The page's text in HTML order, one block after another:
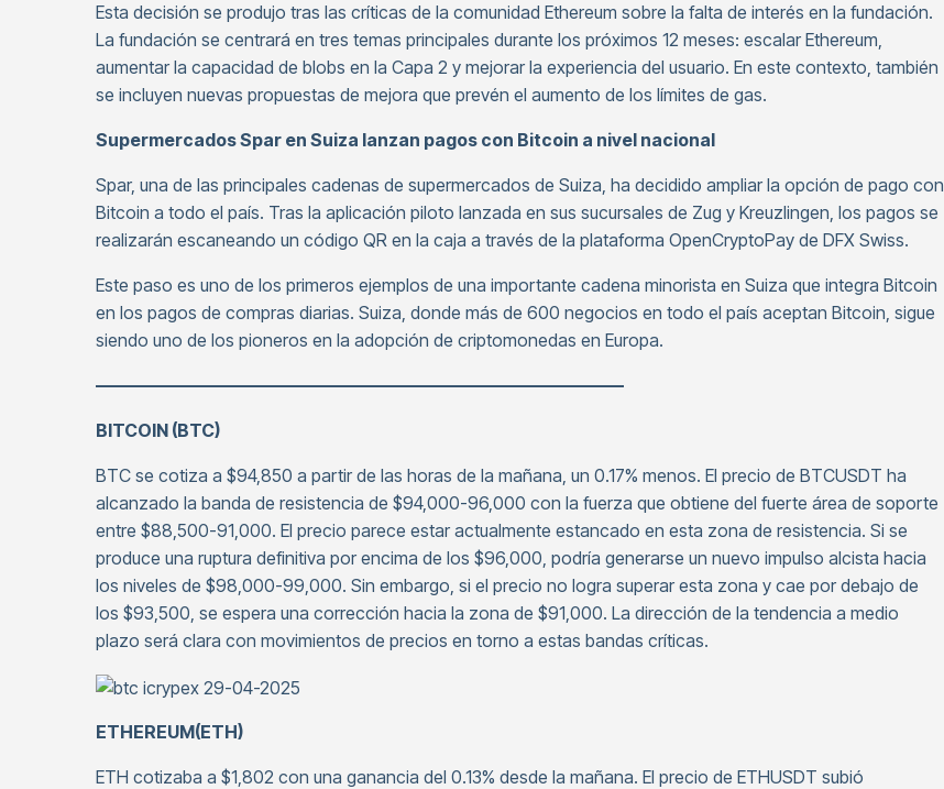
Esta decisión se produjo tras las críticas de la comunidad Ethereum sobre la falta de interés en la fundación.
La fundación se centrará en tres temas principales durante los próximos 12 meses: escalar Ethereum,
aumentar la capacidad de blobs en la Capa 2 y mejorar la experiencia del usuario. En este contexto, también
se incluyen nuevas propuestas de mejora que prevén el aumento de los límites de gas.
Supermercados Spar en Suiza lanzan pagos con Bitcoin a nivel nacional
Spar, una de las principales cadenas de supermercados de Suiza, ha decidido ampliar la opción de pago con
Bitcoin a todo el país. Tras la aplicación piloto lanzada en sus sucursales de Zug y Kreuzlingen, los pagos se
realizarán escaneando un código QR en la caja a través de la plataforma OpenCryptoPay de DFX Swiss.
Este paso es uno de los primeros ejemplos de una importante cadena minorista en Suiza que integra Bitcoin
en los pagos de compras diarias. Suiza, donde más de 600 negocios en todo el país aceptan Bitcoin, sigue
siendo uno de los pioneros en la adopción de criptomonedas en Europa.
——————————————————————————————
BITCOIN (BTC)
BTC se cotiza a $94,850 a partir de las horas de la mañana, un 0.17% menos. El precio de BTCUSDT ha
alcanzado la banda de resistencia de $94,000-96,000 con la fuerza que obtiene del fuerte área de soporte
entre $88,500-91,000. El precio parece estar actualmente estancado en esta zona de resistencia. Si se
produce una ruptura definitiva por encima de los $96,000, podría generarse un nuevo impulso alcista hacia
los niveles de $98,000-99,000. Sin embargo, si el precio no logra superar esta zona y cae por debajo de
los $93,500, se espera una corrección hacia la zona de $91,000. La dirección de la tendencia a medio
plazo será clara con movimientos de precios en torno a estas bandas críticas.
ETHEREUM(ETH)
ETH cotizaba a $1,802 con una ganancia del 0.13% desde la mañana. El precio de ETHUSDT subió